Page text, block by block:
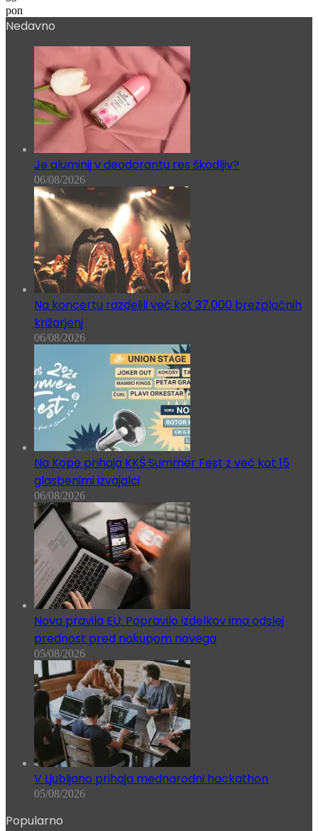
35℃
pon
Je aluminij v deodorantu res škodljiv?
06/08/2026
Na koncertu razdelili več kot 37.000 brezplačnih
križarjenj
Na Kope prihaja KKŠ Summer Fest z več kot 15
glasbenimi izvajalci
06/08/2026
Nova pravila EU: Popravilo izdelkov ima odslej
prednost pred nakupom novega
05/08/2026
V Ljubljano prihaja mednarodni hackathon